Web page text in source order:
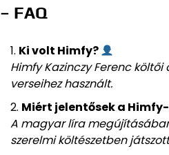
– FAQ
Ki volt Himfy?
Himfy Kazinczy Ferenc
verseihez használt.
Miért jelentősek a
A magyar líra
szerelmi költészetben